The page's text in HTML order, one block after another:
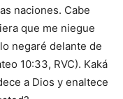
naciones. Cabe
que me niegue
negaré delante de
10:33, RVC). Kaká
a Dios y enaltece